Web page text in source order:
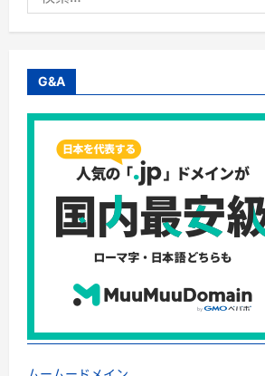
パ
ソ
キ
グ・
ー
カ
ー
混
編
に
つ
い
て
さ
に
読
索:
G&A